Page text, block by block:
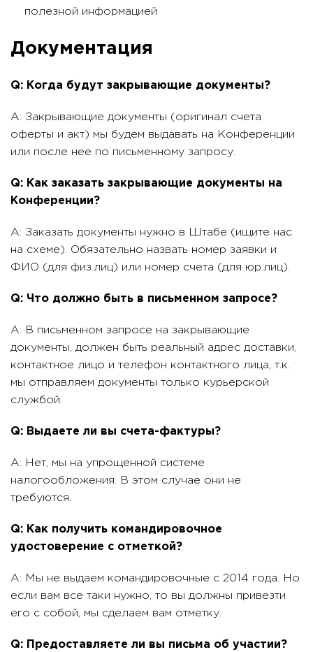
полезной информацией
Документация
Q: Когда будут закрывающие документы?
A: Закрывающие документы (оригинал счета
оферты и акт) мы будем выдавать на Конференции
или после нее по письменному запросу.
Q: Как заказать закрывающие документы на
Конференции?
A: Заказать документы нужно в Штабе (ищите нас
на схеме). Обязательно назвать номер заявки и
ФИО (для физ.лиц) или номер счета (для юр.лиц).
Q: Что должно быть в письменном запросе?
A: В письменном запросе на закрывающие
документы, должен быть реальный адрес доставки,
контактное лицо и телефон контактного лица, т.к.
мы отправляем документы только курьерской
службой.
Q: Выдаете ли вы счета-фактуры?
A: Нет, мы на упрощенной системе
налогообложения. В этом случае они не
требуются.
Q: Как получить командировочное
удостоверение с отметкой?
A: Мы не выдаем командировочные с 2014 года. Но
если вам все таки нужно, то вы должны привезти
его с собой, мы сделаем вам отметку.
Q: Предоставляете ли вы письма об участии?